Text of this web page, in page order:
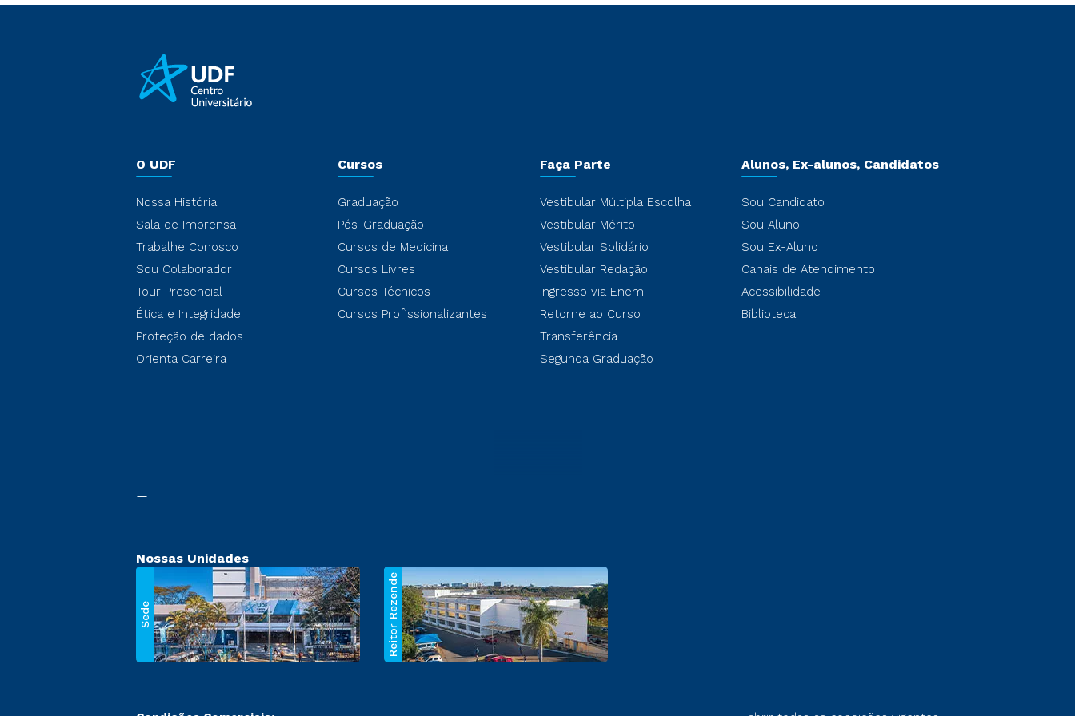
O UDF
Nossa História
Sala de Imprensa
Trabalhe Conosco
Sou Colaborador
Tour Presencial
Ética e Integridade
Proteção de dados
Orienta Carreira
Cursos
Graduação
Pós-Graduação
Cursos de Medicina
Cursos Livres
Cursos Técnicos
Cursos Profissionalizantes
Faça Parte
Vestibular Múltipla Escolha
Vestibular Mérito
Vestibular Solidário
Vestibular Redação
Ingresso via Enem
Retorne ao Curso
Transferência
Segunda Graduação
Alunos, Ex-alunos, Candidatos
Sou Candidato
Sou Aluno
Sou Ex-Aluno
Canais de Atendimento
Acessibilidade
Biblioteca
Nossas Unidades
Sede Reitor Rezende